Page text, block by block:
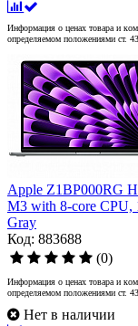
Информация о ценах товара и
определяемом положениями ст.
Apple Z1BP000RG
M3 with 8-core CPU,
Gray
Код: 883688
(0)
Информация о ценах товара и
определяемом положениями ст.
Нет в наличии